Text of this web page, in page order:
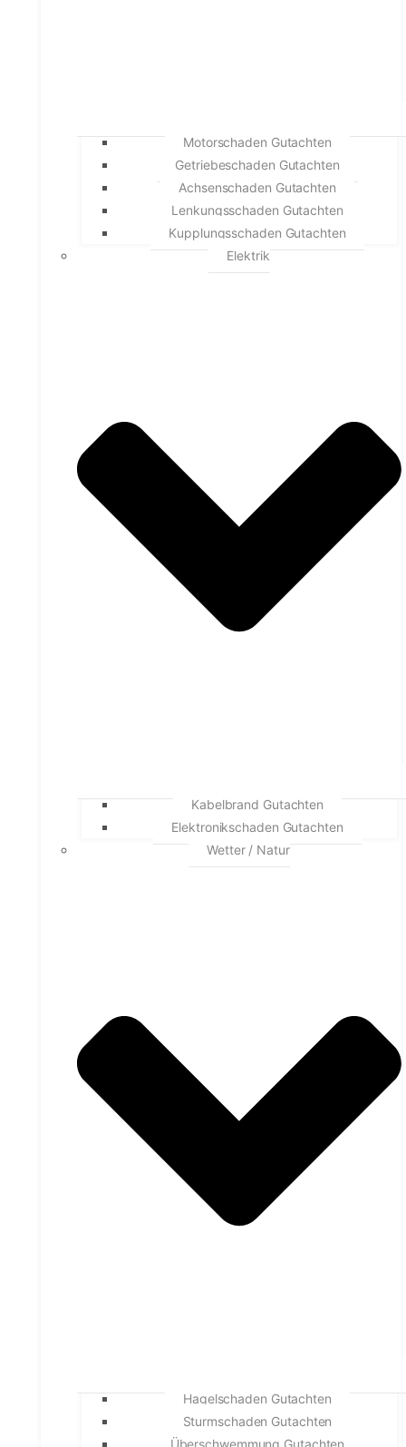
Motorschaden Gutachten
Getriebeschaden Gutachten
Achsenschaden Gutachten
Lenkungsschaden Gutachten
Kupplungsschaden Gutachten
Elektrik
Kabelbrand Gutachten
Elektronikschaden Gutachten
Wetter / Natur
Hagelschaden Gutachten
Sturmschaden Gutachten
Überschwemmung Gutachten